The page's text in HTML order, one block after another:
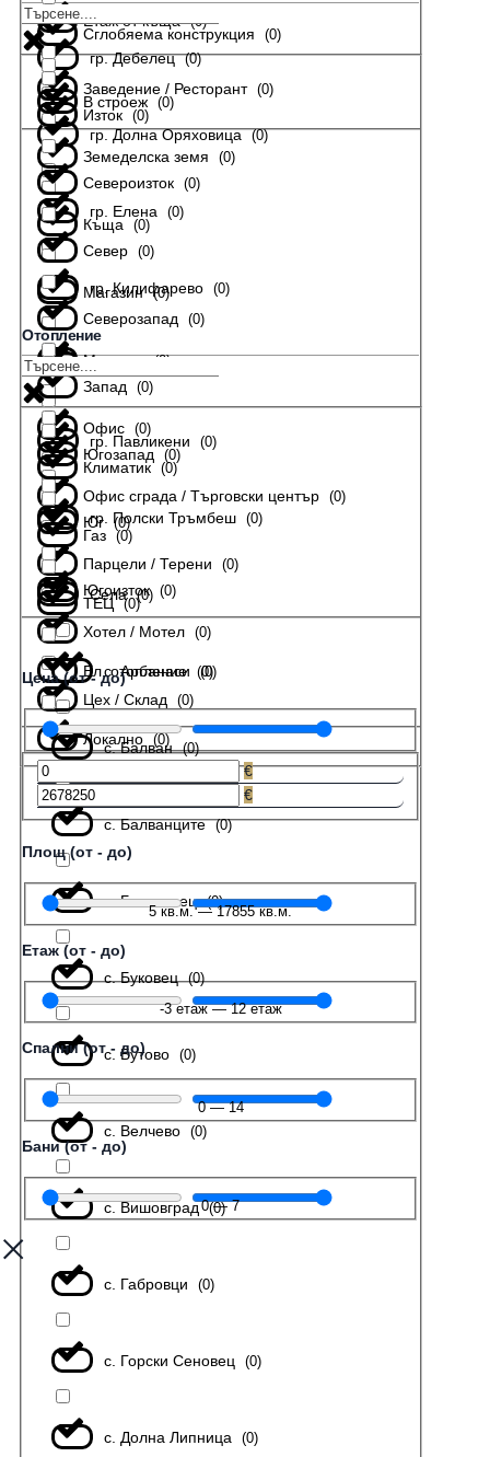
гр. Дебелец (0)
гр. Долна Оряховица (0)
гр. Елена (0)
гр. Килифарево (0)
гр. Павликени (0)
гр. Полски Тръмбеш (0)
Села (0)
с. Арбанаси (0)
с. Балван (0)
с. Балванците (0)
с. Беляковец (0)
с. Буковец (0)
с. Бутово (0)
с. Велчево (0)
с. Вишовград (0)
с. Габровци (0)
с. Горски Сеновец (0)
с. Долна Липница (0)
Етаж от къща (0)
Заведение / Ресторант (0)
Земеделска земя (0)
Къща (0)
Магазин (0)
Мезонет (0)
Офис (0)
Офис сграда / Търговски център (0)
Парцели / Терени (0)
Хотел / Мотел (0)
Цех / Склад (0)
Сглобяема конструкция (0)
В строеж (0)
Изток (0)
Североизток (0)
Север (0)
Северозапад (0)
Запад (0)
Югозапад (0)
Юг (0)
Югоизток (0)
Отопление
Климатик (0)
Газ (0)
ТЕЦ (0)
Ел. отопление (0)
Локално (0)
Цена (от - до)
€
€
Площ (от - до)
5кв.м.—17855кв.м.
Етаж (от - до)
-3етаж—12етаж
Спални (от - до)
0—14
Бани (от - до)
0—7